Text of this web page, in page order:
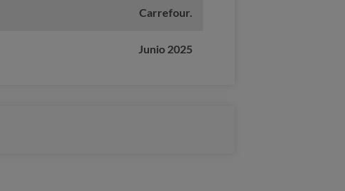
Carrefour.
Junio 2025